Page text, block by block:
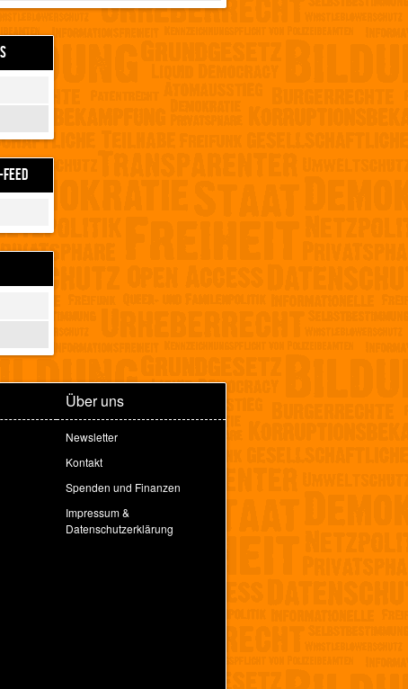
Über uns
Newsletter
Kontakt
Spenden und Finanzen
Impressum &
Datenschutzerklärung